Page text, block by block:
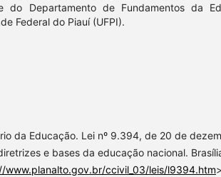
do Departamento de Fundamentos da
Federal do Piauí (UFPI).
da Educação. Lei nº 9.394, de 20 de
e bases da educação nacional.
www.planalto.gov.br/ccivil_03/leis/l9394.htm